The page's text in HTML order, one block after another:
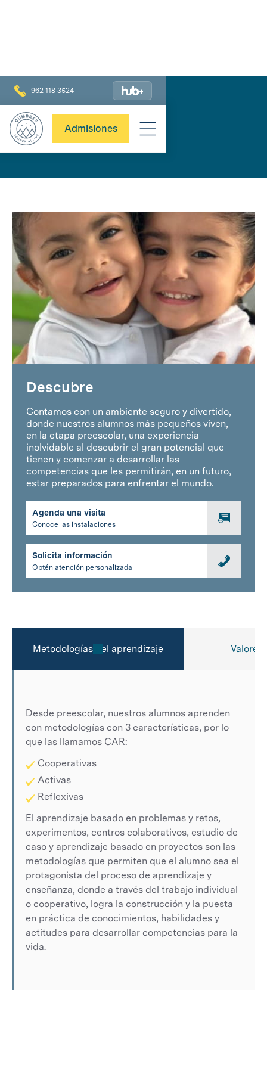
962 118 3524
Admisiones
PREESCOLAR
INSTITUTO CUMBRES
TAPACHULA
Descubre
Contamos con un ambiente seguro y divertido,
donde nuestros alumnos más pequeños viven,
en la etapa preescolar, una experiencia
inolvidable al descubrir el gran potencial que
tienen y comenzar a desarrollar las
competencias que les permitirán, en un futuro,
estar preparados para enfrentar el mundo.
Agenda una visita
Conoce las instalaciones
Solicita información
Obtén atención personalizada
Metodologías del aprendizaje Valores
Desde preescolar, nuestros alumnos aprenden
con metodologías con 3 características, por lo
que las llamamos CAR:
Cooperativas
Activas
Reflexivas
El aprendizaje basado en problemas y retos,
experimentos, centros colaborativos, estudio de
caso y aprendizaje basado en proyectos son las
metodologías que permiten que el alumno sea el
protagonista del proceso de aprendizaje y
enseñanza, donde a través del trabajo individual
o cooperativo, logra la construcción y la puesta
en práctica de conocimientos, habilidades y
actitudes para desarrollar competencias para la
vida.